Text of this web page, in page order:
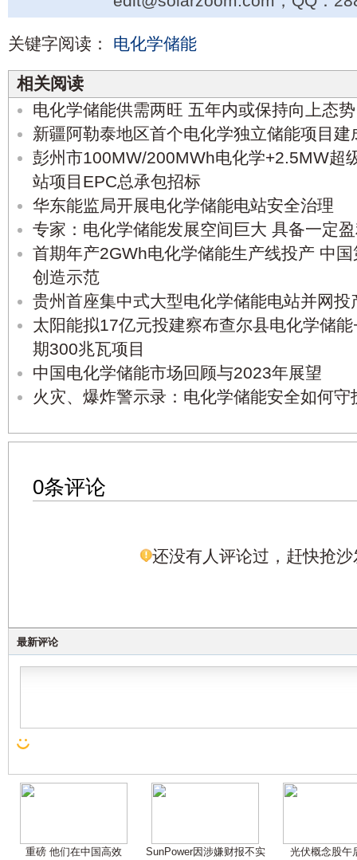
关键字阅读： 电化学储能
相关阅读
电化学储能供需两旺 五年内或保持向上态势
新疆阿勒泰地区首个电化学独立储能项目建
彭州市100MW/200MWh电化学+2.5MW超
站项目EPC总承包招标
华东能监局开展电化学储能电站安全治理
专家：电化学储能发展空间巨大 具备一定
首期年产2GWh电化学储能生产线投产 中
创造示范
贵州首座集中式大型电化学储能电站并网投
太阳能拟17亿元投建察布查尔县电化学储
期300兆瓦项目
中国电化学储能市场回顾与2023年展望
火灾、爆炸警示录：电化学储能安全如何守
0条评论
还没有人评论过，赶快抢沙
最新评论
重磅 他们在中国高效 SunPower因涉嫌财报不实 光伏概念股午